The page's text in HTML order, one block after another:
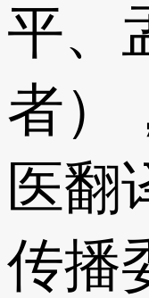
平、
者）
医翻
传播